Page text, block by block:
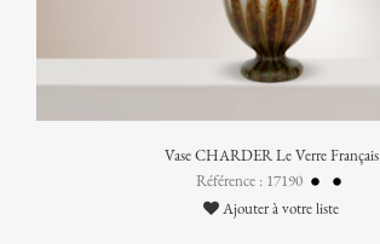
Vase CHARDER Le Verre Français
Référence : 17190
Ajouter à votre liste